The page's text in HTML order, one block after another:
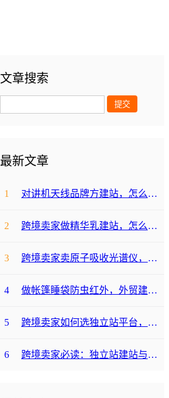
文章搜索
最新文章
1 对讲机天线品牌方建站，怎么降低成本啊？
2 跨境卖家做精华乳建站，怎么选合适提升转化？
3 跨境卖家卖原子吸收光谱仪，选哪个建站平台合适？
4 做帐篷睡袋防虫红外，外贸建站平台哪个合适？
5 跨境卖家如何选独立站平台，降低运动水袋架包建站成本？
6 跨境卖家必读：独立站建站与支付，帐篷睡袋防虫露如何避坑降成本？